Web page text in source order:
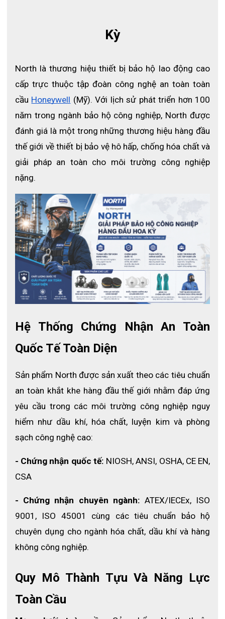
Kỳ
North là thương hiệu thiết bị bảo hộ lao động cao
cấp trực thuộc tập đoàn công nghệ an toàn toàn
cầu Honeywell (Mỹ). Với lịch sử phát triển hơn 100
năm trong ngành bảo hộ công nghiệp, North được
đánh giá là một trong những thương hiệu hàng đầu
thế giới về thiết bị bảo vệ hô hấp, chống hóa chất và
giải pháp an toàn cho môi trường công nghiệp
nặng.
Hệ Thống Chứng Nhận An Toàn
Quốc Tế Toàn Diện
Sản phẩm North được sản xuất theo các tiêu chuẩn
an toàn khắt khe hàng đầu thế giới nhằm đáp ứng
yêu cầu trong các môi trường công nghiệp nguy
hiểm như dầu khí, hóa chất, luyện kim và phòng
sạch công nghệ cao:
- Chứng nhận quốc tế: NIOSH, ANSI, OSHA, CE EN,
CSA
- Chứng nhận chuyên ngành: ATEX/IECEx, ISO
9001, ISO 45001 cùng các tiêu chuẩn bảo hộ
chuyên dụng cho ngành hóa chất, dầu khí và hàng
không công nghiệp.
Quy Mô Thành Tựu Và Năng Lực
Toàn Cầu